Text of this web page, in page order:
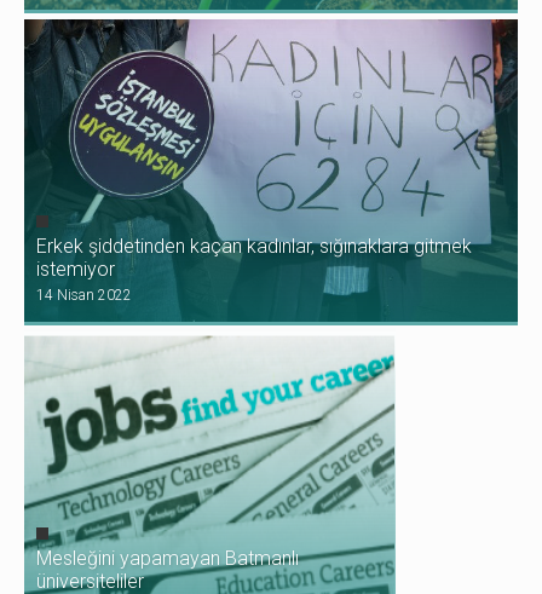
Erkek şiddetinden kaçan kadınlar, sığınaklara gitmek
istemiyor
14 Nisan 2022
Mesleğini yapamayan Batmanlı
üniversiteliler